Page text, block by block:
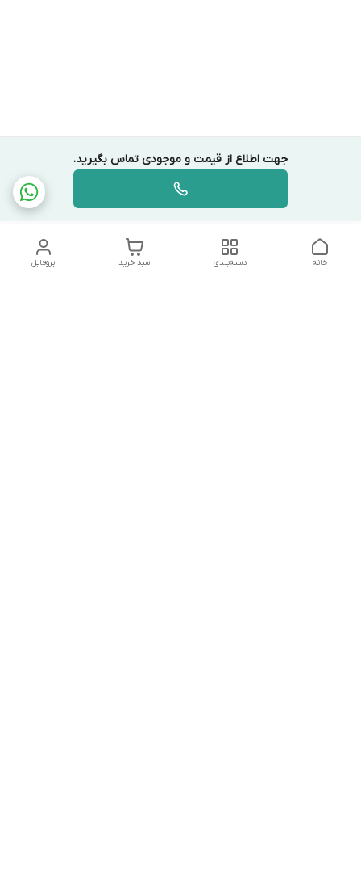
جهت اطلاع از قیمت و موجودی تماس بگیرید.
پروفایل سبد خرید دسته‌بندی خانه